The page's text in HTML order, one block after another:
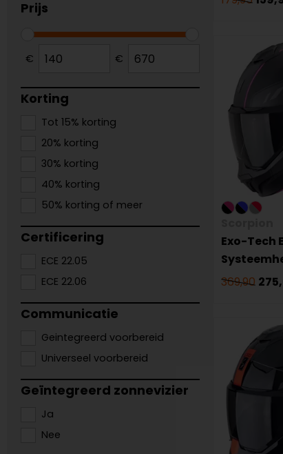
Prijs
€ €
Korting
Tot 15% korting
20% korting
30% korting
40% korting
50% korting of meer
Certificering
ECE 22.05
ECE 22.06
Communicatie
Geintegreerd voorbereid
Universeel voorbereid
Geïntegreerd zonnevizier
Ja
Nee
Exo-Tech
369,90